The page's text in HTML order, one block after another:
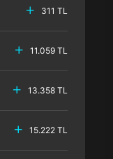
311 TL
11.059 TL
13.358 TL
15.222 TL